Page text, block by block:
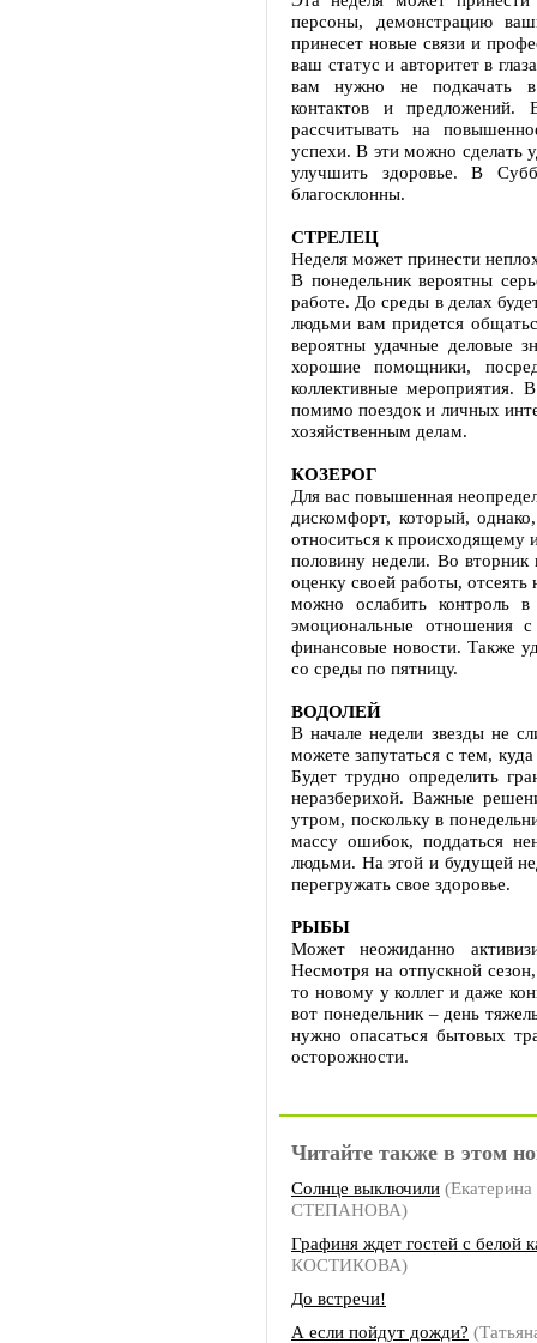
персоны, демонстрацию
принесет новые связи и
ваш статус и авторитет в
вам нужно не подкачать в
контактов и
рассчитывать на
успехи. В эти можно сделать
улучшить здоровье. В
благосклонны.
СТРЕЛЕЦ
Неделя может принести
В понедельник вероятны
работе. До среды в делах
людьми вам придется
вероятны удачные деловые
хорошие помощники,
коллективные мероприятия.
помимо поездок и личных
хозяйственным делам.
КОЗЕРОГ
Для вас повышенная
дискомфорт, который,
относиться к происходящему
половину недели. Во
оценку своей работы,
можно ослабить контроль
эмоциональные отношения
финансовые новости. Также
со среды по пятницу.
ВОДОЛЕЙ
В начале недели звезды не
можете запутаться с тем,
Будет трудно определить
неразберихой. Важные
утром, поскольку в
массу ошибок, поддаться
людьми. На этой и будущей
перегружать свое здоровье.
РЫБЫ
Может неожиданно
Несмотря на отпускной
то новому у коллег и даже
вот понедельник – день
нужно опасаться бытовых
осторожности.
Читайте также в этом
Солнце выключили (Екатерина
СТЕПАНОВА)
Графиня ждет гостей с белой
КОСТИКОВА)
До встречи!
А если пойдут дожди?